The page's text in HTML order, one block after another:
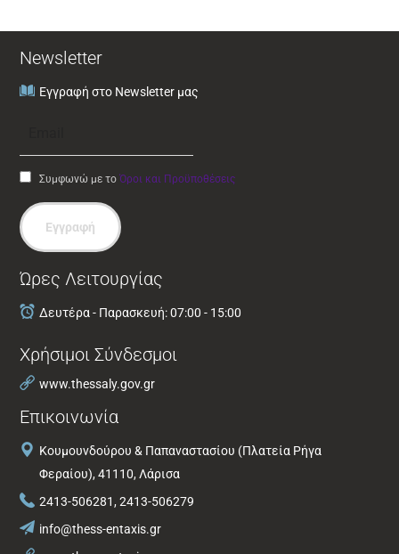
Newsletter
Εγγραφή στο Newsletter μας
Συμφωνώ με τοΌροι και Προϋποθέσεις
Εγγραφή
Ώρες Λειτουργίας
Δευτέρα - Παρασκευή: 07:00 - 15:00
Χρήσιμοι Σύνδεσμοι
www.thessaly.gov.gr
Επικοινωνία
Κουμουνδούρου & Παπαναστασίου (Πλατεία Ρήγα
Φεραίου), 41110, Λάρισα
2413-506281, 2413-506279
info@thess-entaxis.gr